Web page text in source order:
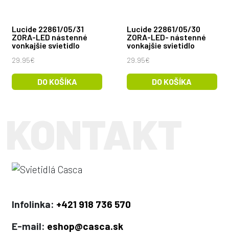
Lucide 22861/05/31
ZORA-LED nástenné
vonkajšie svietidlo
29.95€
DO KOŠÍKA
Lucide 22861/05/30
ZORA-LED- nástenné
vonkajšie svietidlo
29.95€
DO KOŠÍKA
Infolinka: +421 918 736 570
E-mail: eshop@casca.sk